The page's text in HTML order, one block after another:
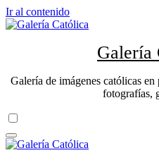
Ir al contenido
Galería
Galería de imágenes católicas
fotografías,